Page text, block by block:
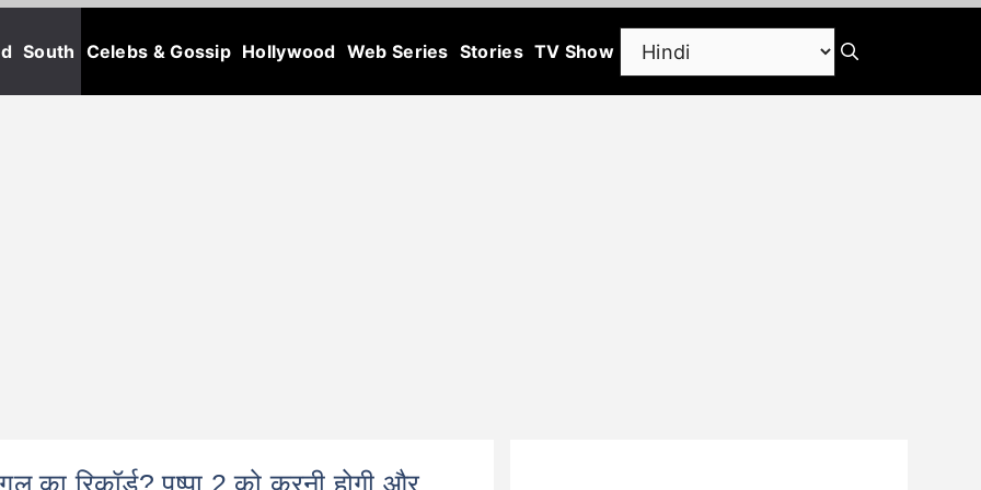
South Celebs & Gossip Hollywood Web Series Stories TV Show
रिकॉर्ड? पुष्पा 2 को करनी होगी और